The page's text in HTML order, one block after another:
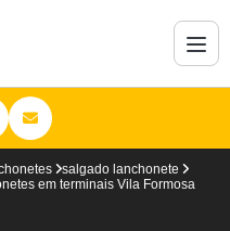
salgado lanchonete
em terminais Vila Formosa